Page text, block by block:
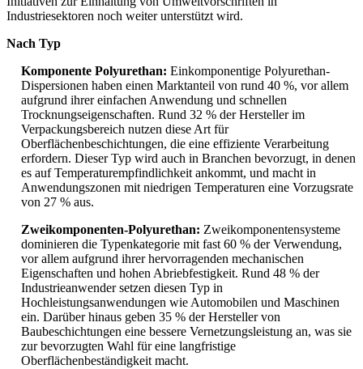
Industriesektoren noch weiter unterstützt wird.
Nach Typ
Komponente Polyurethan: Einkomponentige Polyurethan-
Dispersionen haben einen Marktanteil von rund 40 %, vor allem
aufgrund ihrer einfachen Anwendung und schnellen
Trocknungseigenschaften. Rund 32 % der Hersteller im
Verpackungsbereich nutzen diese Art für
Oberflächenbeschichtungen, die eine effiziente Verarbeitung
erfordern. Dieser Typ wird auch in Branchen bevorzugt, in denen
es auf Temperaturempfindlichkeit ankommt, und macht in
Anwendungszonen mit niedrigen Temperaturen eine Vorzugsrate
von 27 % aus.
Zweikomponenten-Polyurethan: Zweikomponentensysteme
dominieren die Typenkategorie mit fast 60 % der Verwendung,
vor allem aufgrund ihrer hervorragenden mechanischen
Eigenschaften und hohen Abriebfestigkeit. Rund 48 % der
Industrieanwender setzen diesen Typ in
Hochleistungsanwendungen wie Automobilen und Maschinen
ein. Darüber hinaus geben 35 % der Hersteller von
Baubeschichtungen eine bessere Vernetzungsleistung an, was sie
zur bevorzugten Wahl für eine langfristige
Oberflächenbeständigkeit macht.